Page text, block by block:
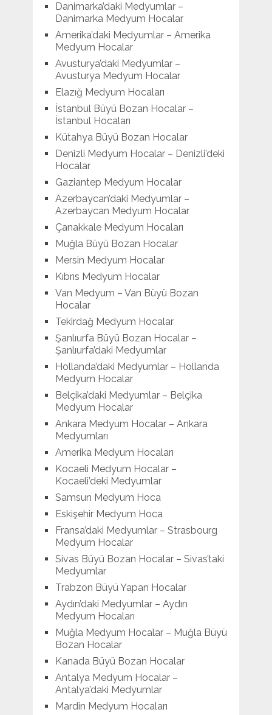
Danimarka’daki Medyumlar –
Danimarka Medyum Hocalar
Amerika’daki Medyumlar – Amerika
Medyum Hocalar
Avusturya’daki Medyumlar –
Avusturya Medyum Hocalar
Elazığ Medyum Hocaları
İstanbul Büyü Bozan Hocalar –
İstanbul Hocaları
Kütahya Büyü Bozan Hocalar
Denizli Medyum Hocalar – Denizli’deki
Hocalar
Gaziantep Medyum Hocalar
Azerbaycan’daki Medyumlar –
Azerbaycan Medyum Hocalar
Çanakkale Medyum Hocaları
Muğla Büyü Bozan Hocalar
Mersin Medyum Hocalar
Kıbrıs Medyum Hocalar
Van Medyum – Van Büyü Bozan
Hocalar
Tekirdağ Medyum Hocalar
Şanlıurfa Büyü Bozan Hocalar –
Şanlıurfa’daki Medyumlar
Hollanda’daki Medyumlar – Hollanda
Medyum Hocalar
Belçika’daki Medyumlar – Belçika
Medyum Hocalar
Ankara Medyum Hocalar – Ankara
Medyumları
Amerika Medyum Hocaları
Kocaeli Medyum Hocalar –
Kocaeli’deki Medyumlar
Samsun Medyum Hoca
Eskişehir Medyum Hoca
Fransa’daki Medyumlar – Strasbourg
Medyum Hocalar
Sivas Büyü Bozan Hocalar – Sivas’taki
Medyumlar
Trabzon Büyü Yapan Hocalar
Aydın’daki Medyumlar – Aydın
Medyum Hocaları
Muğla Medyum Hocalar – Muğla Büyü
Bozan Hocalar
Kanada Büyü Bozan Hocalar
Antalya Medyum Hocalar –
Antalya’daki Medyumlar
Mardin Medyum Hocaları